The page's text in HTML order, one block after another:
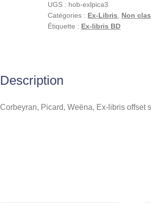
Ex-
libris
UGS : hob-exlpica3
Catégories : Ex-Libris, Non
Étiquette : Ex-libris BD
Description
Corbeyran, Picard, Weëna, Ex-libris offset